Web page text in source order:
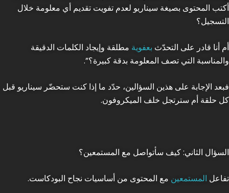
أكتب المحتوى بصيغة سيناريو لعدم تفويت تقديم أي معلومة خلال
التسجيل؟
أم أنا قادر على التحدّث بعفوية مطلقة وإيجاد الكلمات الدقيقة
والمناسبة التي تصف المعلومة بدقة كبيرة؟”.
فبعد الإجابة على هذين السؤالين، حدّد ما إذا كنت ستحضّر سيناريو قبل
كل حلقة أم سترتجل خلف الميكروفون.
السؤال الثاني:كيف سأتواصل مع المستمعين؟
تفاعل المستمعين مع المحتوى من أساسيات نجاح البودكاست.